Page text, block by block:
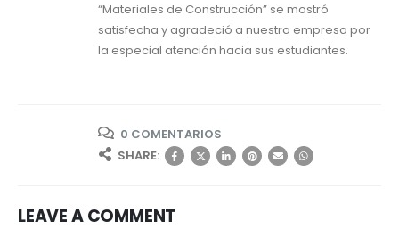
“Materiales de Construcción” se mostró
satisfecha y agradeció a nuestra empresa por
la especial atención hacia sus estudiantes.
0 COMENTARIOS
SHARE:
LEAVE A COMMENT